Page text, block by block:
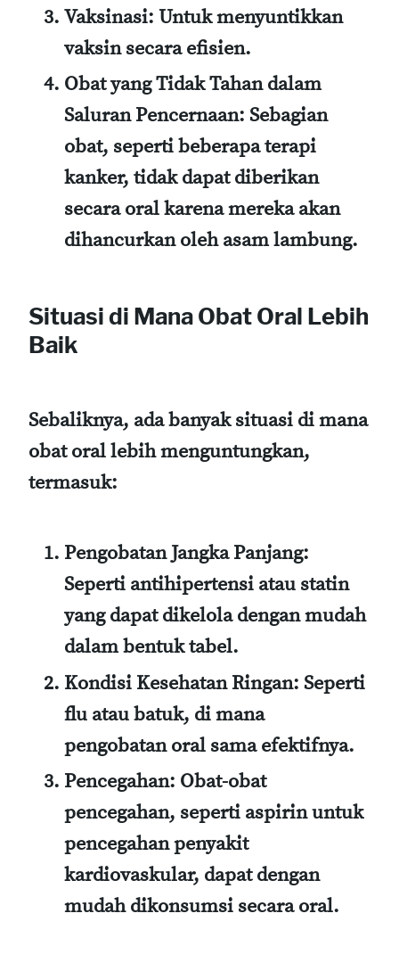
Vaksinasi: Untuk menyuntikkan
vaksin secara efisien.
Obat yang Tidak Tahan dalam
Saluran Pencernaan: Sebagian
obat, seperti beberapa terapi
kanker, tidak dapat diberikan
secara oral karena mereka akan
dihancurkan oleh asam lambung.
Situasi di Mana Obat Oral Lebih
Baik
Sebaliknya, ada banyak situasi di mana
obat oral lebih menguntungkan,
termasuk:
Pengobatan Jangka Panjang:
Seperti antihipertensi atau statin
yang dapat dikelola dengan mudah
dalam bentuk tabel.
Kondisi Kesehatan Ringan: Seperti
flu atau batuk, di mana
pengobatan oral sama efektifnya.
Pencegahan: Obat-obat
pencegahan, seperti aspirin untuk
pencegahan penyakit
kardiovaskular, dapat dengan
mudah dikonsumsi secara oral.